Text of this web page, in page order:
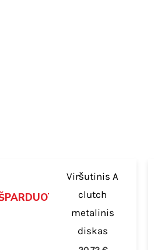
Viršutinis A
clutch
metalinis
diskas